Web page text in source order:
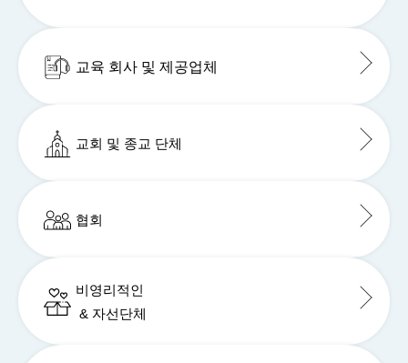
교육 회사 및 제공업체
교회 및 종교 단체
협회
비영리적인
& 자선단체